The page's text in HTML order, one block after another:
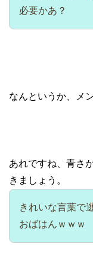
必要かあ？
なんというか、メ
あれですね、青さ
きましょう。
きれいな言葉で
おばはんｗｗｗ